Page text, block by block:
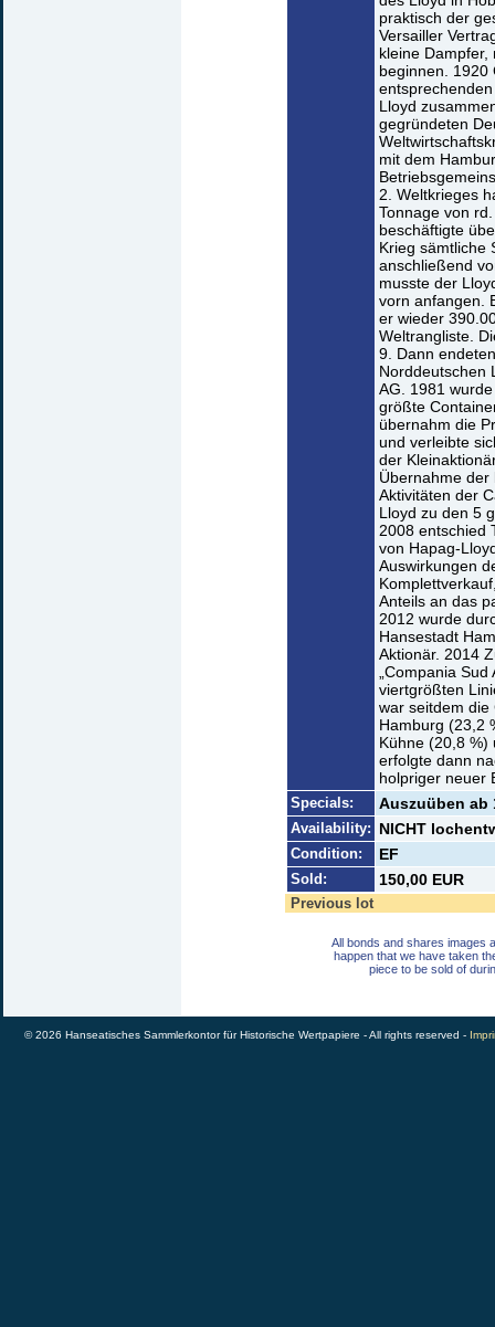
praktisch der
Versailler
kleine
beginnen. 1920
Lloyd
gegründeten
mit dem
2. Weltkrieges
Tonnage von
beschäftigte
Krieg sämtliche
anschließend
musste der
vorn anfangen.
er wieder
Weltrangliste.
9. Dann
Norddeutschen
AG. 1981
größte
übernahm die
und verleibte
der
Übernahme der
Aktivitäten der
Lloyd zu den 5
2008 entschied
von Hapag-
Auswirkungen
Anteils an das
2012 wurde
Hansestadt
Aktionär. 2014
„Compania
viertgrößten
war seitdem die
Hamburg (23,2
Kühne (20,8 %)
erfolgte dann
holpriger neuer
Specials: Auszuüben ab
Availability: NICHT
Condition: EF
Sold: 150,00 EUR
Previous lot
All bonds and shares images
happen that we have taken
piece to be sold of
© 2026 Hanseatisches Sammlerkontor für Historische Wertpapiere - All rights reserved -